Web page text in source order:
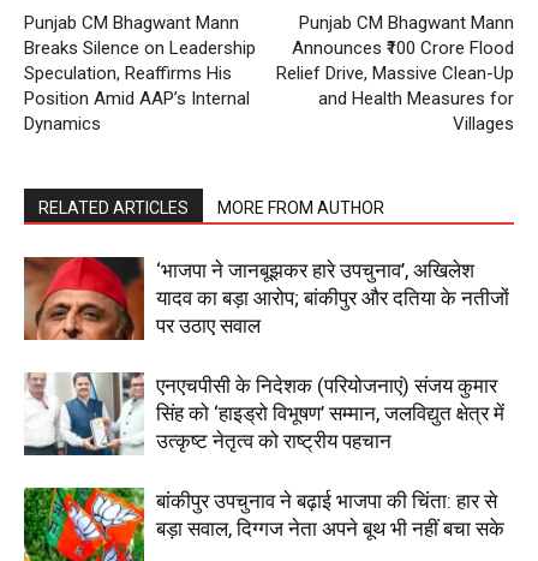
Company
About
Subscription Plans
My account
Punjab CM Bhagwant Mann
Breaks Silence on Leadership
Speculation, Reaffirms His
Position Amid AAP’s Internal
Dynamics
Punjab CM Bhagwant Mann
Announces ₹100 Crore Flood
Relief Drive, Massive Clean-Up
and Health Measures for
Villages
RELATED ARTICLES MORE FROM AUTHOR
‘भाजपा ने जानबूझकर हारे उपचुनाव’, अखिलेश
यादव का बड़ा आरोप; बांकीपुर और दतिया के नतीजों
पर उठाए सवाल
एनएचपीसी के निदेशक (परियोजनाएं) संजय कुमार
सिंह को ‘हाइड्रो विभूषण’ सम्मान, जलविद्युत क्षेत्र में
उत्कृष्ट नेतृत्व को राष्ट्रीय पहचान
बांकीपुर उपचुनाव ने बढ़ाई भाजपा की चिंता: हार से
बड़ा सवाल, दिग्गज नेता अपने बूथ भी नहीं बचा सके